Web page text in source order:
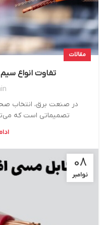
مقالات
تفاوت انواع
در صنعت برق، انتخاب
تصمیماتی است که
08
نوامبر